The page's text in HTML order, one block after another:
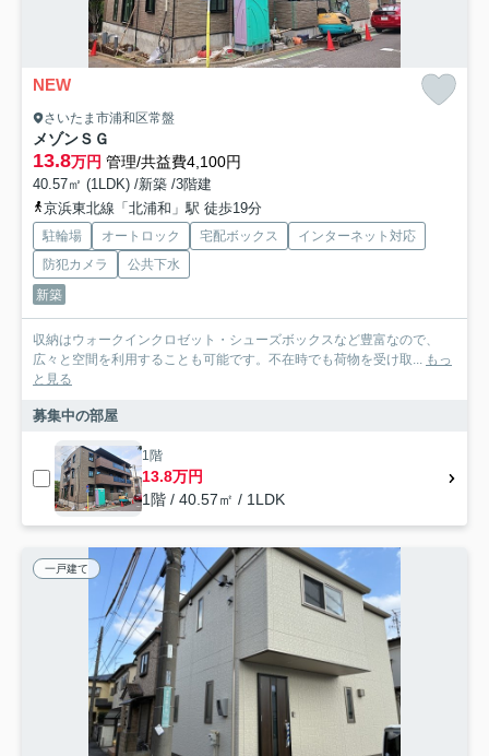
NEW
さいたま市浦和区常盤
メゾンＳＧ
13.8万円 管理/共益費4,100円
40.57㎡ (1LDK) /新築 /3階建
京浜東北線「北浦和」駅 徒歩19分
駐輪場 オートロック 宅配ボックス
インターネット対応
防犯カメラ
公共下水
新築
収納はウォークインクロゼット・シューズボックスなど豊富なので、
広々と空間を利用することも可能です。不在時でも荷物を受け取... もっ
と見る
募集中の部屋
1階
13.8万円
1階 / 40.57㎡ / 1LDK
一戸建て